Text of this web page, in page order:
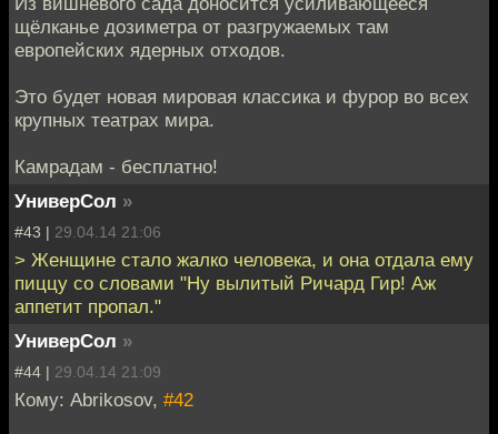
щёлканье дозиметра от разгружаемых там
европейских ядерных отходов.
Это будет новая мировая классика и фурор во всех
крупных театрах мира.
Камрадам - бесплатно!
УниверСол »
#43 | 29.04.14 21:06
> Женщине стало жалко человека, и она отдала ему
пиццу со словами "Ну вылитый Ричард Гир! Аж
аппетит пропал."
УниверСол »
#44 | 29.04.14 21:09
Кому: Abrikosov, #42